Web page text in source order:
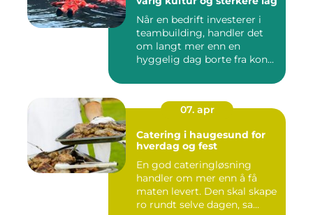
Når en bedrift investerer i
teambuilding, handler det
om langt mer enn en
hyggelig dag borte fra kon...
07. apr
Catering i haugesund for
hverdag og fest
En god cateringløsning
handler om mer enn å få
maten levert. Den skal skape
ro rundt selve dagen, sa...